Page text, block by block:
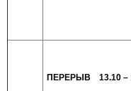
ПЕРЕРЫВ 13.10 –